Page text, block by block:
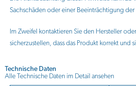
Sachschäden oder einer Beeinträchtigung
Im Zweifel kontaktieren Sie den Hersteller
sicherzustellen, dass das Produkt korrekt und
Technische Daten
Alle Technische Daten im Detail ansehen